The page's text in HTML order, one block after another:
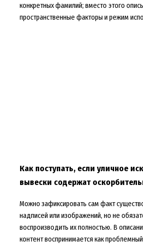
конкретных фамилий; вместо этого
пространственные факторы и режим
Как поступать, если уличное
вывески содержат
Можно зафиксировать сам факт
надписей или изображений, но не
воспроизводить их полностью. В
контент воспринимается как